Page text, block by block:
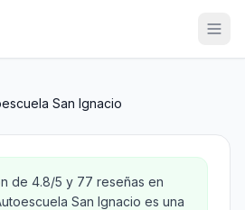
San Ignacio
de 4.8/5 y 77 reseñas en
San Ignacio es una